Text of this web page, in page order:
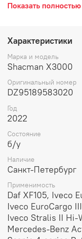
кран ABS, с
Показать полностью
Характеристики
Марка и модель
Shacman X3000
Оригинальный номер
DZ95189583020
Год
2022
Состояние
б/у
Наличие
Санкт-Петербург
Применимость
Daf XF105, Iveco
Iveco EuroCargo
Iveco Stralis II Hi-
Mercedes-Benz